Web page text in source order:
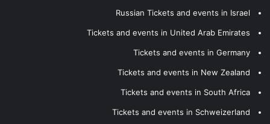
Russian Tickets and events in Israel
Tickets and events in United Arab Emirates
Tickets and events in Germany
Tickets and events in New Zealand
Tickets and events in South Africa
Tickets and events in Schweizerland